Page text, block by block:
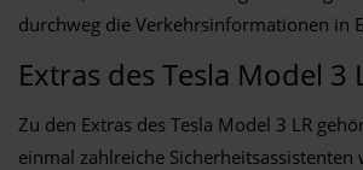
durchweg die Verkehrsinformationen in
Extras des Tesla Model 3
Zu den Extras des Tesla Model 3 LR
einmal zahlreiche Sicherheitsassistenten